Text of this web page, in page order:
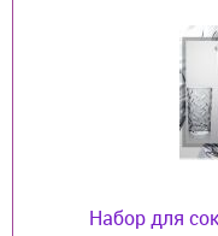
Набор для